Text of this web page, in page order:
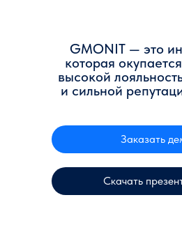
GMONIT — это
которая
высокой
и сильной
Скачать
Заказать